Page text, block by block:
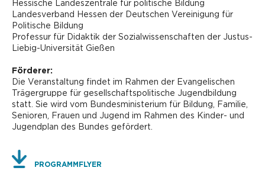
Hessische Landeszentrale für politische Bildung
Landesverband Hessen der Deutschen Vereinigung für
Politische Bildung
Professur für Didaktik der Sozialwissenschaften der Justus-
Liebig-Universität Gießen
Förderer:
Die Veranstaltung findet im Rahmen der Evangelischen
Trägergruppe für gesellschaftspolitische Jugendbildung
statt. Sie wird vom Bundesministerium für Bildung, Familie,
Senioren, Frauen und Jugend im Rahmen des Kinder- und
Jugendplan des Bundes gefördert.
PROGRAMMFLYER